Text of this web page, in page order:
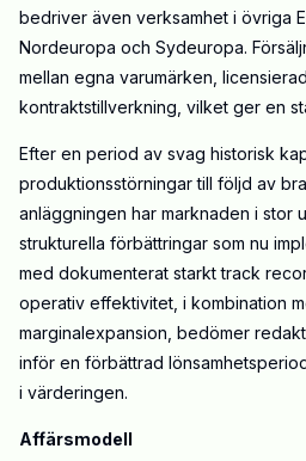
bedriver även verksamhet i övriga
Nordeuropa och Sydeuropa.
mellan egna varumärken,
kontraktstillverkning, vilket ger en
Efter en period av svag historisk
produktionsstörningar till följd av
anläggningen har marknaden i stor
strukturella förbättringar som nu
med dokumenterat starkt track
operativ effektivitet, i kombination
marginalexpansion, bedömer
inför en förbättrad
i värderingen.
Affärsmodell